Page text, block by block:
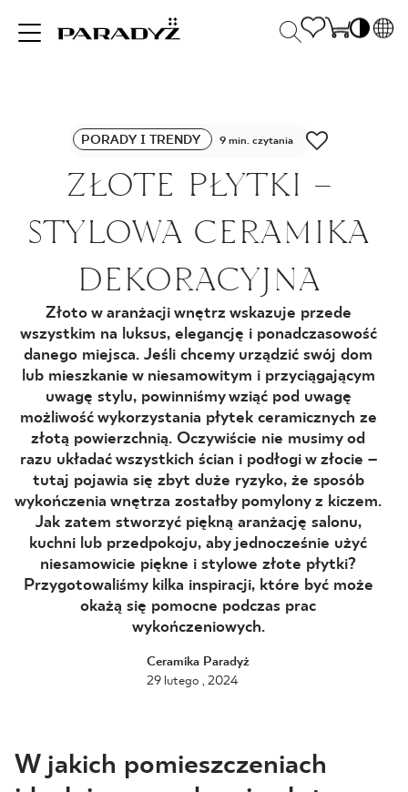
INSPIRACJE
PRODUKTY
KOLEKCJE
DLA BIZNESU
BLOG
GDZIE KUPIĆ
O NAS
KARIERA
MÓJ PROFIL
PL RU
PORADY I TRENDY 9 min. czytania
ZŁOTE PŁYTKI –
STYLOWA CERAMIKA
DEKORACYJNA
Złoto w aranżacji wnętrz wskazuje przede
wszystkim na luksus, elegancję i ponadczasowość
danego miejsca. Jeśli chcemy urządzić swój dom
lub mieszkanie w niesamowitym i przyciągającym
uwagę stylu, powinniśmy wziąć pod uwagę
możliwość wykorzystania płytek ceramicznych ze
złotą powierzchnią. Oczywiście nie musimy od
razu układać wszystkich ścian i podłogi w złocie –
tutaj pojawia się zbyt duże ryzyko, że sposób
wykończenia wnętrza zostałby pomylony z kiczem.
Jak zatem stworzyć piękną aranżację salonu,
kuchni lub przedpokoju, aby jednocześnie użyć
niesamowicie piękne i stylowe złote płytki?
Przygotowaliśmy kilka inspiracji, które być może
okażą się pomocne podczas prac
wykończeniowych.
Ceramika Paradyż
29 lutego , 2024
W jakich pomieszczeniach